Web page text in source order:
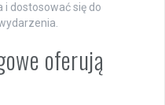
i dostosować się do
oferują